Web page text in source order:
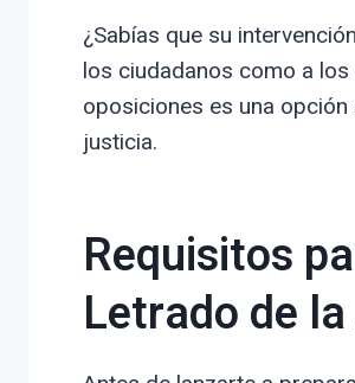
¿Sabías que su
los ciudadanos como a
oposiciones es una
justicia.
Requisitos
Letrado de